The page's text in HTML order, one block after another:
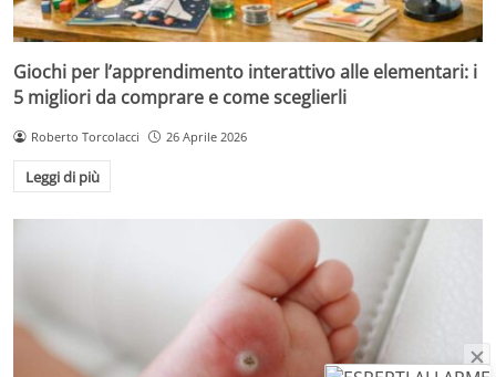
Giochi per l’apprendimento interattivo alle elementari: i
5 migliori da comprare e come sceglierli
Roberto Torcolacci 26 Aprile 2026
Leggi di più